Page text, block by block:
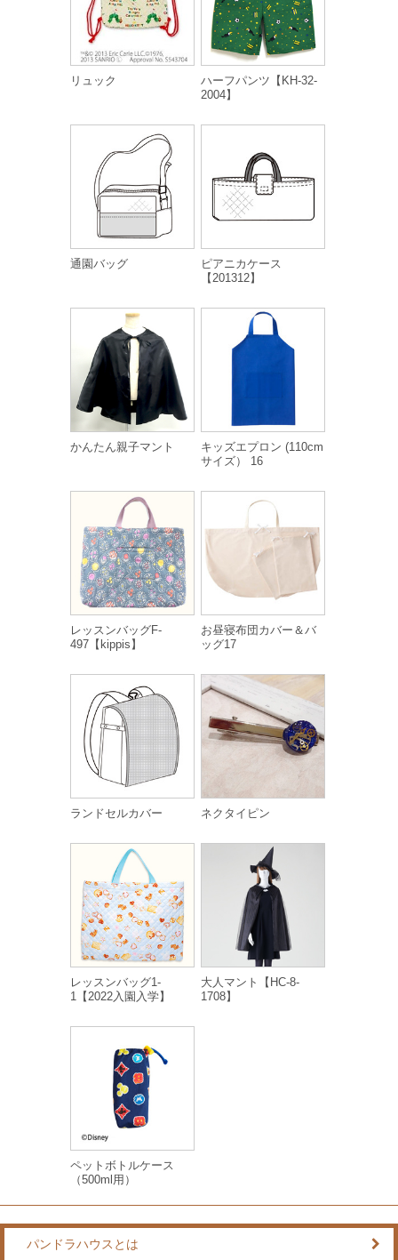
リュック
ハーフパンツ【KH-32-
2004】
通園バッグ
ピアニカケース
【201312】
かんたん親子マント
キッズエプロン (110cm
サイズ） 16
レッスンバッグF-
497【kippis】
お昼寝布団カバー＆バ
ッグ17
ランドセルカバー ネクタイピン
レッスンバッグ1-
1【2022入園入学】
大人マント【HC-8-
1708】
ペットボトルケース
（500ml用）
パンドラハウスとは